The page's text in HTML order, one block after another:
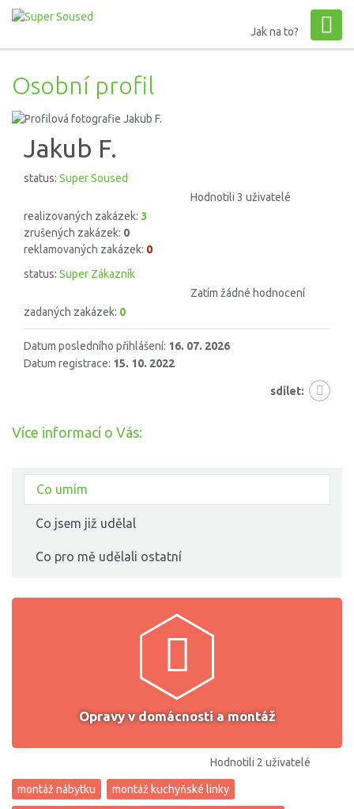
Jak na to?
Osobní profil
Jakub F.
status: Super Soused
Hodnotili 3 uživatelé
realizovaných zakázek: 3
zrušených zakázek: 0
reklamovaných zakázek: 0
status: Super Zákazník
Zatím žádné hodnocení
zadaných zakázek: 0
Datum posledního přihlášení: 16. 07. 2026
Datum registrace: 15. 10. 2022
sdílet:
Více informací o Vás:
Co umím
Co jsem již udělal
Co pro mě udělali ostatní
Opravy v domácnosti a montáž
Hodnotili 2 uživatelé
montáž nábytku montáž kuchyňské linky